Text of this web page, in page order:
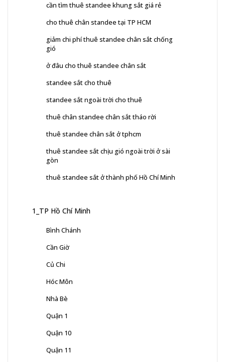
cần tìm thuê standee khung sắt giá rẻ
cho thuê chân standee tại TP HCM
giảm chi phí thuê standee chân sắt chống
gió
ở đâu cho thuê standee chân sắt
standee sắt cho thuê
standee sắt ngoài trời cho thuê
thuê chân standee chân sắt tháo rời
thuê standee chân sắt ở tphcm
thuê standee sắt chịu gió ngoài trời ở sài
gòn
thuê standee sắt ở thành phố Hồ Chí Minh
1_TP Hồ Chí Minh
Bình Chánh
Cần Giờ
Củ Chi
Hóc Môn
Nhà Bè
Quận 1
Quận 10
Quận 11